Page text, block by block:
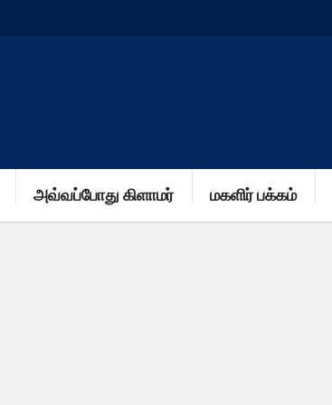
அவ்வப்போது கிளாமர் மகளிர் பக்கம்